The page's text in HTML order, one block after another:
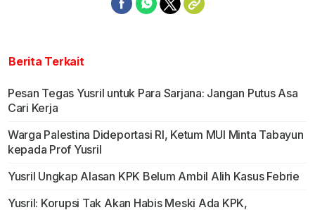
Berita Terkait
Pesan Tegas Yusril untuk Para Sarjana: Jangan Putus Asa
Cari Kerja
Warga Palestina Dideportasi RI, Ketum MUI Minta Tabayun
kepada Prof Yusril
Yusril Ungkap Alasan KPK Belum Ambil Alih Kasus Febrie
Yusril: Korupsi Tak Akan Habis Meski Ada KPK,